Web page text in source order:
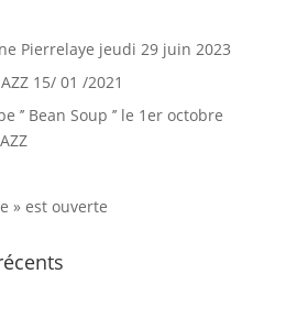
Pierrelaye jeudi 29 juin 2023
15/ 01 /2021
’’ Bean Soup ’’ le 1er octobre
» est ouverte